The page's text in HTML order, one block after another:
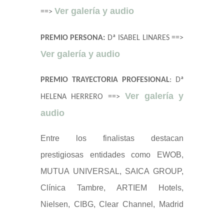
==> Ver galería y audio
PREMIO PERSONA: Dª ISABEL LINARES ==>
Ver galería y audio
PREMIO TRAYECTORIA PROFESIONAL: Dª
HELENA HERRERO ==> Ver galería y
audio
Entre los finalistas destacan
prestigiosas entidades como EWOB,
MUTUA UNIVERSAL, SAICA GROUP,
Clínica Tambre, ARTIEM Hotels,
Nielsen, CIBG, Clear Channel, Madrid